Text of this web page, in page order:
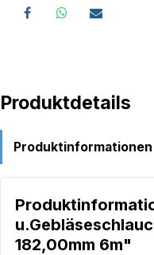
Produktdetails
Produktinformationen
182,00mm 6m"